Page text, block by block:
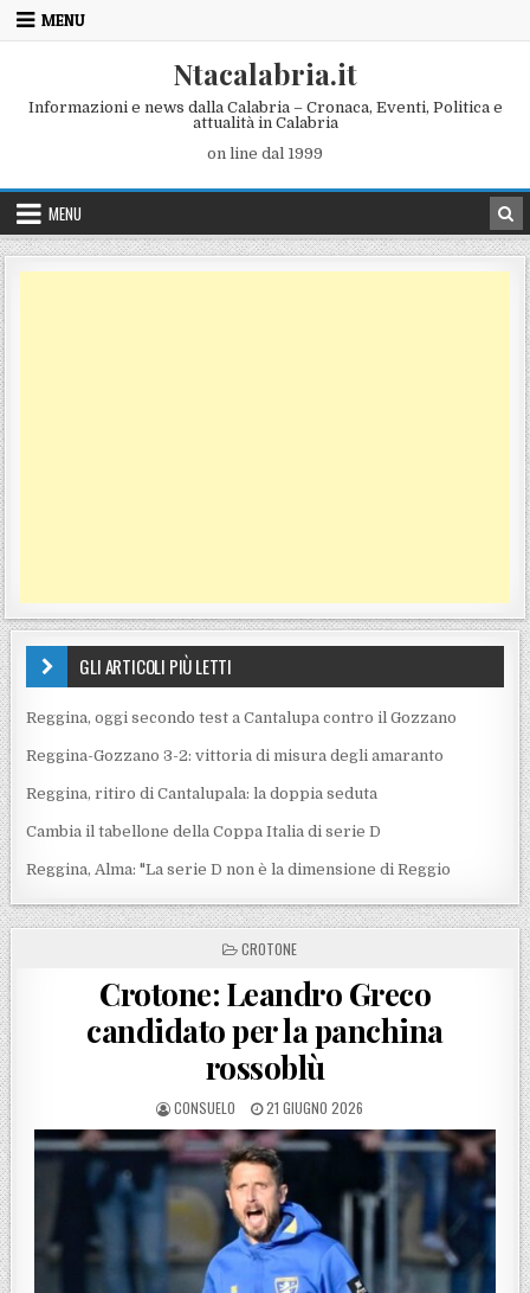
Skip to content
MENU
Ntacalabria.it
Informazioni e news dalla Calabria – Cronaca, Eventi, Politica e
attualità in Calabria
on line dal 1999
MENU
GLI ARTICOLI PIÙ LETTI
Reggina, oggi secondo test a Cantalupa contro il Gozzano
Reggina-Gozzano 3-2: vittoria di misura degli amaranto
Reggina, ritiro di Cantalupala: la doppia seduta
Cambia il tabellone della Coppa Italia di serie D
Reggina, Alma: "La serie D non è la dimensione di Reggio
POSTED IN
CROTONE
Crotone: Leandro Greco
candidato per la panchina
rossoblù
POSTED BY
CONSUELO POSTED ON
21 GIUGNO 2026